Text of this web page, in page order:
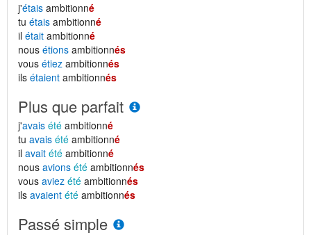
j'étais ambitionné
tu étais ambitionné
il était ambitionné
nous étions ambitionnés
vous étiez ambitionnés
ils étaient ambitionnés
Plus que parfait
j'avais été ambitionné
tu avais été ambitionné
il avait été ambitionné
nous avions été ambitionnés
vous aviez été ambitionnés
ils avaient été ambitionnés
Passé simple